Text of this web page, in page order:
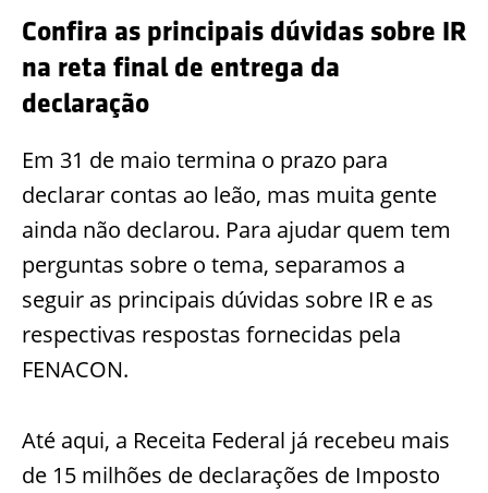
Confira as principais dúvidas sobre IR
na reta final de entrega da
declaração
Em 31 de maio termina o prazo para
declarar contas ao leão, mas muita gente
ainda não declarou. Para ajudar quem tem
perguntas sobre o tema, separamos a
seguir as principais dúvidas sobre IR e as
respectivas respostas fornecidas pela
FENACON.
Até aqui, a Receita Federal já recebeu mais
de 15 milhões de declarações de Imposto